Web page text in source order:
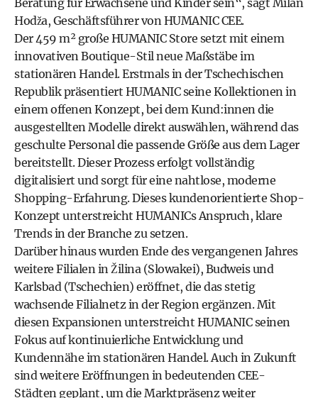
Beratung für Erwachsene und Kinder sein“, sagt Milan
Hodža, Geschäftsführer von HUMANIC CEE.
Der 459 m² große HUMANIC Store setzt mit einem
innovativen Boutique-Stil neue Maßstäbe im
stationären Handel. Erstmals in der Tschechischen
Republik präsentiert HUMANICseine Kollektionen in
einem offenen Konzept, bei dem Kund:innen die
ausgestellten Modelle direkt auswählen, während das
geschulte Personal die passende Größe aus dem Lager
bereitstellt. Dieser Prozess erfolgt vollständig
digitalisiert und sorgt für eine nahtlose, moderne
Shopping-Erfahrung. Dieses kundenorientierte Shop-
Konzept unterstreicht HUMANICs Anspruch, klare
Trends in der Branche zu setzen.
Darüber hinaus wurden Ende des vergangenen Jahres
weitere Filialen in Žilina (Slowakei), Budweis und
Karlsbad (Tschechien) eröffnet, die das stetig
wachsende Filialnetz in der Region ergänzen. Mit
diesen Expansionen unterstreicht HUMANICseinen
Fokus auf kontinuierliche Entwicklung und
Kundennähe im stationären Handel. Auch in Zukunft
sind weitere Eröffnungen in bedeutenden CEE-
Städten geplant, um die Marktpräsenz weiter